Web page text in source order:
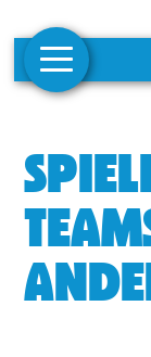
1.
FRAUEN
CAMPUS